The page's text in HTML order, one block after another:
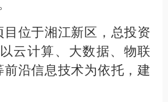
位于湘江新区，总投资
云计算、大数据、物联
沿信息技术为依托，建